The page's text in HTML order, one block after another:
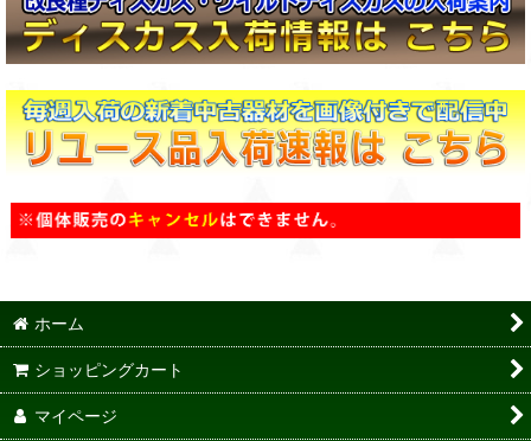
ホーム
ショッピングカート
マイページ